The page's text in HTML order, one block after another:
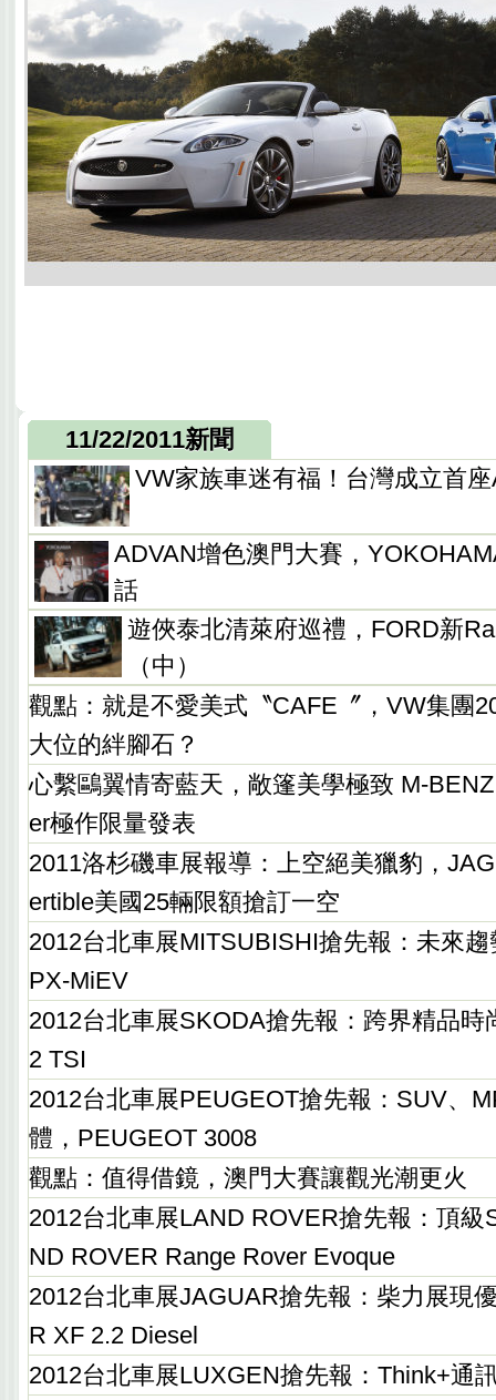
11/22/2011新聞
VW家族車迷有福！台灣成立首
ADVAN增色澳門大賽，
話
遊俠泰北清萊府巡禮，FORD新
（中）
觀點：就是不愛美式〝CAFE〞，VW集團
大位的絆腳石？
心繫鷗翼情寄藍天，敞篷美學極致 M-
er極作限量發表
2011洛杉磯車展報導：上空絕美獵豹，
ertible美國25輛限額搶訂一空
2012台北車展MITSUBISHI搶先報：未來
PX-MiEV
2012台北車展SKODA搶先報：跨界精品時
2 TSI
2012台北車展PEUGEOT搶先報：SUV、
體，PEUGEOT 3008
觀點：值得借鏡，澳門大賽讓觀光潮更火
2012台北車展LAND ROVER搶先報：頂級
ND ROVER Range Rover Evoque
2012台北車展JAGUAR搶先報：柴力展現
R XF 2.2 Diesel
2012台北車展LUXGEN搶先報：Think+通